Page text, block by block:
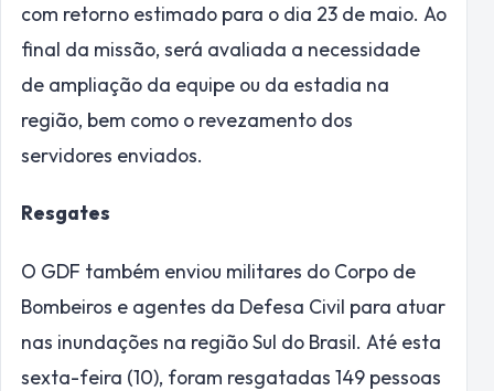
com retorno estimado para o dia 23 de maio. Ao
final da missão, será avaliada a necessidade
de ampliação da equipe ou da estadia na
região, bem como o revezamento dos
servidores enviados.
Resgates
O GDF também enviou militares do Corpo de
Bombeiros e agentes da Defesa Civil para atuar
nas inundações na região Sul do Brasil. Até esta
sexta-feira (10), foram resgatadas 149 pessoas